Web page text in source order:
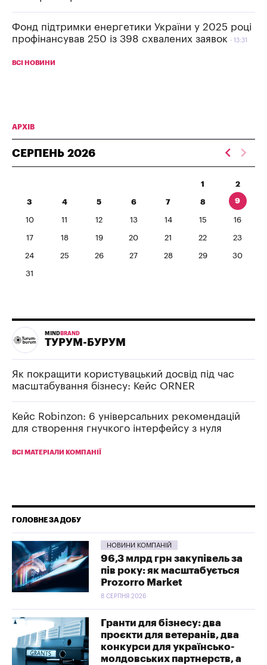
Фонд підтримки енергетики України у 2025 році
профінансував 250 із 398 схвалених заявок
13:31
ВСІ НОВИНИ
АРХІВ
СЕРПЕНЬ 2026
1 2
3 4 5 6 7 8 9
10 11 12 13 14 15 16
17 18 19 20 21 22 23
24 25 26 27 28 29 30
31
MIND BRAND
ТУРУМ-БУРУМ
Як покращити користувацький досвід під час
масштабування бізнесу: Кейс ORNER
Кейс Robinzon: 6 універсальних рекомендацій
для створення гнучкого інтерфейсу з нуля
ВСІ МАТЕРІАЛИ КОМПАНІЇ
ГОЛОВНЕ ЗА ДОБУ
НОВИНИ КОМПАНІЙ
96,3 млрд грн закупівель за
пів року: як масштабується
Prozorro Market
8 СЕРПНЯ 2026
Гранти для бізнесу: два
проєкти для ветеранів, два
конкурси для українсько-
молдовських партнерств, а